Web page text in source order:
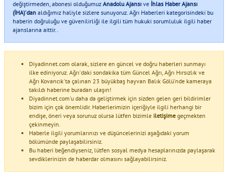
değiştirmeden, abonesi olduğumuz Anadolu Ajansı ve İhlas Haber Ajansı
(İHA)'dan aldığımız haliyle sizlere sunuyoruz. Ağrı Haberleri kategorisindeki bu
haberin doğruluğu ve güvenilirliği ile ilgili tüm hukuki sorumluluk ilgili haber
ajanslarına aittir..
Diyadinnet.com olarak, sizlere en güncel ve doğru haberleri sunmayı
ilke ediniyoruz. Ağrı'daki sondakika tüm Güncel Ağrı, Ağrı Hırsızlık ve
Ağrı Kovancık'ta çalınan 23 büyükbaş hayvan Balık Gölü'nde kameraya
takıldı haberine buradan ulaşın!
Diyadinnet.com'u daha da geliştirmek için sizden gelen geri bildirimler
bizim için çok önemlidir. Haberlerimizin içeriğiyle ilgili herhangi bir
endişe, öneri veya sorunuz olursa lütfen bizimle iletişime geçmekten
çekinmeyin.
Haberle ilgili yorumlarınızı ve düşüncelerinizi aşağıdaki yorum
bölümünde paylaşabilirsiniz.
Bu haberi beğendiyseniz, lütfen sosyal medya hesaplarınızda paylaşarak
sevdiklerinizin de haberdar olmasını sağlayabilirsiniz.